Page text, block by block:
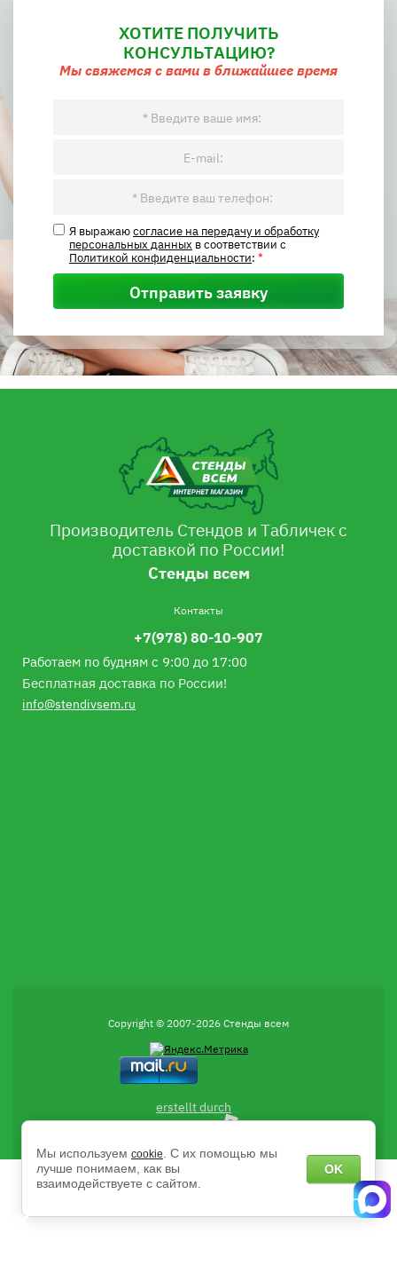
ХОТИТЕ ПОЛУЧИТЬ
КОНСУЛЬТАЦИЮ?
Мы свяжемся с вами в ближайшее время
Я выражаюсогласие на передачу и обработку
персональных данных в соответствии с
Политикой конфиденциальности: *
Отправить заявку
Производитель Стендов и Табличек с
доставкой по России!
Стенды всем
Контакты
+7(978) 80-10-907
Работаем по будням с 9:00 до 17:00
Бесплатная доставка по России!
info@stendivsem.ru
Copyright © 2007-2026 Стенды всем
erstellt durch
Мы используем cookie
. С их помощью мы
лучше понимаем, как вы
взаимодействуете с сайтом.
OK